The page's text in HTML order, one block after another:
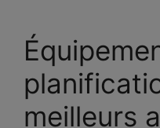
meilleurs